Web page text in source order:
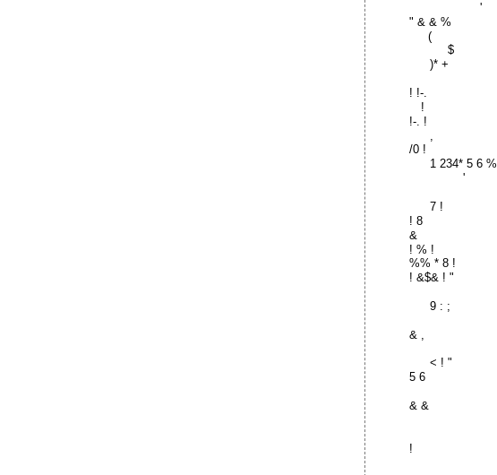
'
" & & %
(
$
)* +
! !-.
!
!-. !
,
/0 !
1 234* 5 6 %
'
7 !
! 8
&
! % !
%% * 8 !
! &$& ! "
9 : ;
& ,
< ! "
5 6
& &
!